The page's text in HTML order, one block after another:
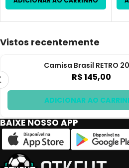
Vistos recentemente
Camisa Brasil RETRO
R$ 145,00
ADICIONAR AO
BAIXE NOSSO APP